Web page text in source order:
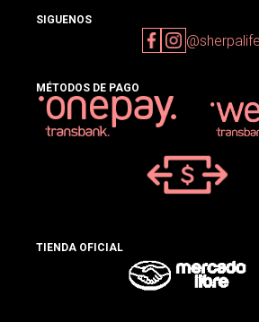
SIGUENOS
@sherpalife
MÉTODOS DE PAGO
TIENDA OFICIAL